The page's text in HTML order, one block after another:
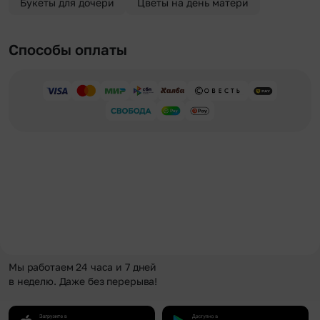
Способы оплаты
Мы работаем 24 часа и 7 дней
в неделю. Даже без перерыва!